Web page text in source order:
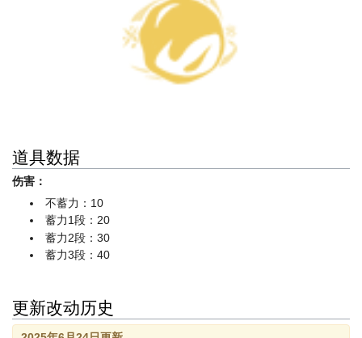
道具数据
伤害：
不蓄力：10
蓄力1段：20
蓄力2段：30
蓄力3段：40
更新改动历史